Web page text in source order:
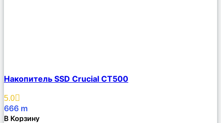
Описание
Избранное
Накопитель SSD Crucial CT500
5.0
666 m
В Корзину